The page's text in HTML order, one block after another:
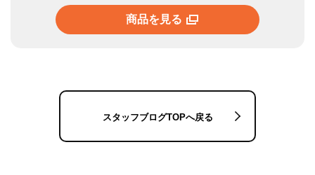
商品を見る
スタッフブログTOPへ戻る